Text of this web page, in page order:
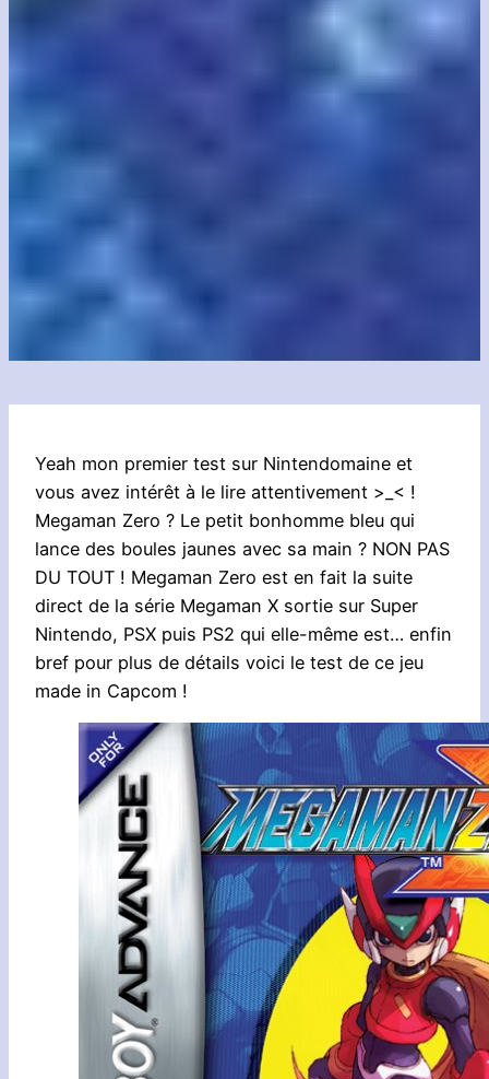
Yeah mon premier test sur Nintendomaine et
vous avez intérêt à le lire attentivement >_< !
Megaman Zero ? Le petit bonhomme bleu qui
lance des boules jaunes avec sa main ? NON PAS
DU TOUT ! Megaman Zero est en fait la suite
direct de la série Megaman X sortie sur Super
Nintendo, PSX puis PS2 qui elle-même est… enfin
bref pour plus de détails voici le test de ce jeu
made in Capcom !